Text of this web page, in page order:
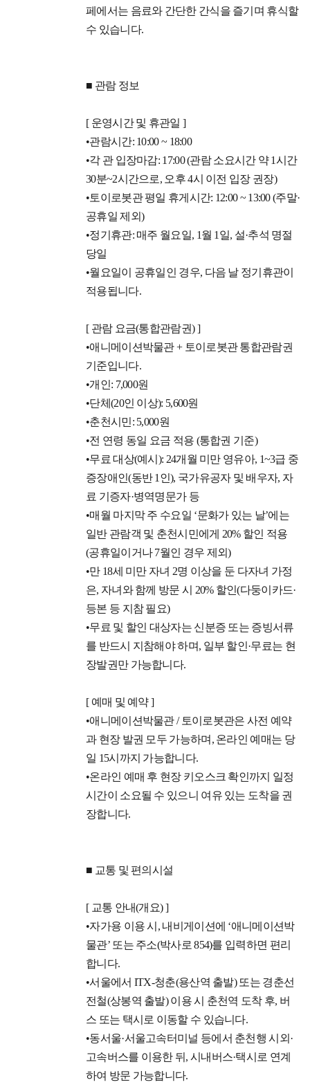
페에서는 음료와 간단한 간식을 즐기며 휴식할
수 있습니다.
■ 관람 정보
[ 운영시간 및 휴관일 ]
•관람시간: 10:00 ~ 18:00
•각 관 입장마감: 17:00 (관람 소요시간 약 1시간
30분~2시간으로, 오후 4시 이전 입장 권장)
•토이로봇관 평일 휴게시간: 12:00 ~ 13:00 (주말·
공휴일 제외)
•정기휴관: 매주 월요일, 1월 1일, 설·추석 명절
당일
•월요일이 공휴일인 경우, 다음 날 정기휴관이
적용됩니다.
[ 관람 요금(통합관람권) ]
•애니메이션박물관 + 토이로봇관 통합관람권
기준입니다.
•개인: 7,000원
•단체(20인 이상): 5,600원
•춘천시민: 5,000원
•전 연령 동일 요금 적용 (통합권 기준)
•무료 대상(예시): 24개월 미만 영유아, 1~3급 중
증장애인(동반 1인), 국가유공자 및 배우자, 자
료 기증자·병역명문가 등
•매월 마지막 주 수요일 ‘문화가 있는 날’에는
일반 관람객 및 춘천시민에게 20% 할인 적용
(공휴일이거나 7월인 경우 제외)
•만 18세 미만 자녀 2명 이상을 둔 다자녀 가정
은, 자녀와 함께 방문 시 20% 할인(다둥이카드·
등본 등 지참 필요)
•무료 및 할인 대상자는 신분증 또는 증빙서류
를 반드시 지참해야 하며, 일부 할인·무료는 현
장발권만 가능합니다.
[ 예매 및 예약 ]
•애니메이션박물관 / 토이로봇관은 사전 예약
과 현장 발권 모두 가능하며, 온라인 예매는 당
일 15시까지 가능합니다.
•온라인 예매 후 현장 키오스크 확인까지 일정
시간이 소요될 수 있으니 여유 있는 도착을 권
장합니다.
■ 교통 및 편의시설
[ 교통 안내(개요) ]
•자가용 이용 시, 내비게이션에 ‘애니메이션박
물관’ 또는 주소(박사로 854)를 입력하면 편리
합니다.
•서울에서 ITX-청춘(용산역 출발) 또는 경춘선
전철(상봉역 출발) 이용 시 춘천역 도착 후, 버
스 또는 택시로 이동할 수 있습니다.
•동서울·서울고속터미널 등에서 춘천행 시외·
고속버스를 이용한 뒤, 시내버스·택시로 연계
하여 방문 가능합니다.